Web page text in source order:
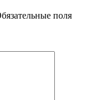
поля